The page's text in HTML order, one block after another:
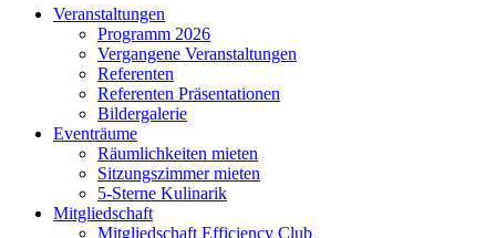
Veranstaltungen
Programm 2026
Vergangene Veranstaltungen
Referenten
Referenten Präsentationen
Bildergalerie
Eventräume
Räumlichkeiten mieten
Sitzungszimmer mieten
5-Sterne Kulinarik
Mitgliedschaft
Mitgliedschaft Efficiency Club